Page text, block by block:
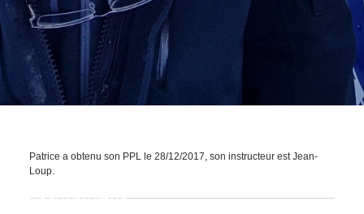
RETOUR AUX NEWS
Patrice a obtenu son PPL le 28/12/2017, son instructeur est Jean-
Loup.